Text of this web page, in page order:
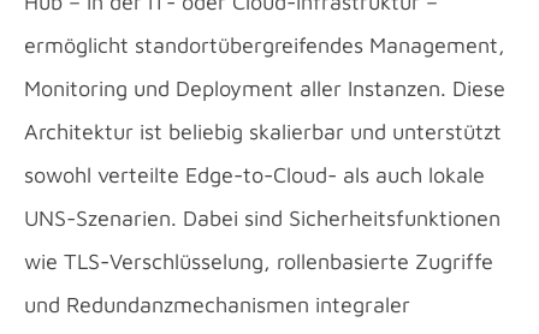
ermöglicht standortübergreifendes Management,
Monitoring und Deployment aller Instanzen. Diese
Architektur ist beliebig skalierbar und unterstützt
sowohl verteilte Edge-to-Cloud- als auch lokale
UNS-Szenarien. Dabei sind Sicherheitsfunktionen
wie TLS-Verschlüsselung, rollenbasierte Zugriffe
und Redundanzmechanismen integraler